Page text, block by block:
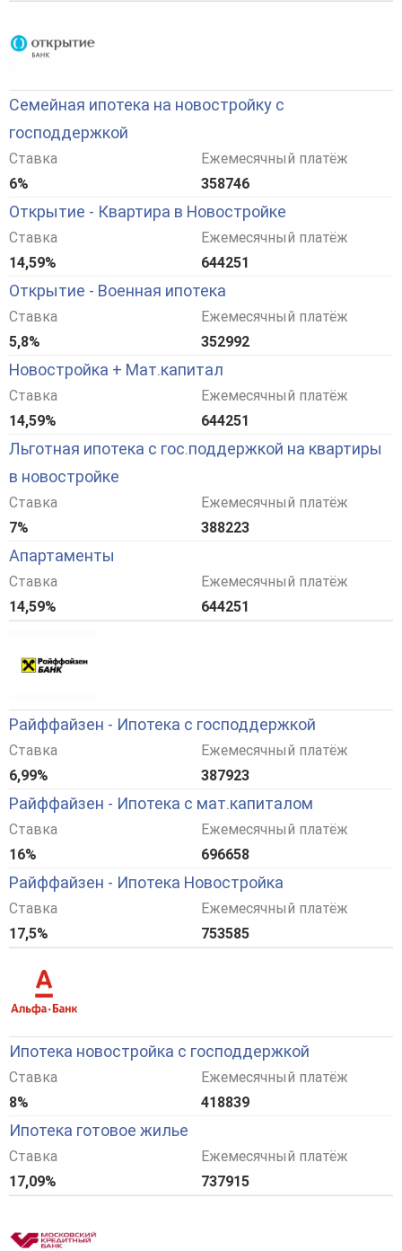
Семейная ипотека на новостройку с
господдержкой
Ставка
6%
Ежемесячный платёж
358746
Открытие - Квартира в Новостройке
Ставка
14,59%
Ежемесячный платёж
644251
Открытие - Военная ипотека
Ставка
5,8%
Ежемесячный платёж
352992
Новостройка + Мат.капитал
Ставка
14,59%
Ежемесячный платёж
644251
Льготная ипотека с гос.поддержкой на квартиры
в новостройке
Ставка
7%
Ежемесячный платёж
388223
Апартаменты
Ставка
14,59%
Ежемесячный платёж
644251
Райффайзен - Ипотека с господдержкой
Ставка
6,99%
Ежемесячный платёж
387923
Райффайзен - Ипотека с мат.капиталом
Ставка
16%
Ежемесячный платёж
696658
Райффайзен - Ипотека Новостройка
Ставка
17,5%
Ежемесячный платёж
753585
Ипотека новостройка с господдержкой
Ставка
8%
Ежемесячный платёж
418839
Ипотека готовое жилье
Ставка
17,09%
Ежемесячный платёж
737915